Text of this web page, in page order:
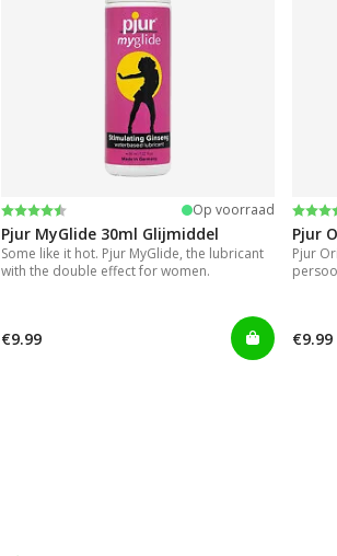
Beoordeling:
4.2 uit 5 sterren Op voorraad
Pjur MyGlide 30ml Glijmiddel
Some like it hot. Pjur MyGlide, the lubricant
with the double effect for women.
€9.99
4.2
Pjur
Pjur
€9.99